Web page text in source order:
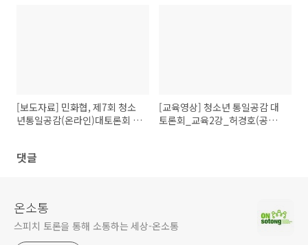
[보도자료] 민화협, 제7회 청소
년통일공감(온라인)대토론회 개
[교육영상] 청소년 통일공감 대
토론회_교육2강_허경호(공동
댓글
온소통
스피치 토론을 통해 소통하는 세상-온소통